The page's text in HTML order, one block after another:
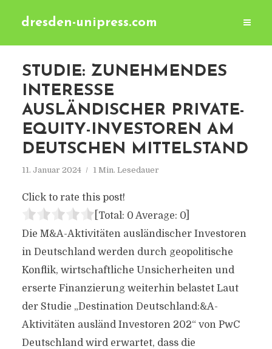
dresden-unipress.com
STUDIE: ZUNEHMENDES
INTERESSE
AUSLÄNDISCHER PRIVATE-
EQUITY-INVESTOREN AM
DEUTSCHEN MITTELSTAND
11. Januar 2024 1 Min. Lesedauer
Click to rate this post!
[Total: 0 Average: 0]
Die M&A-Aktivitäten ausländischer Investoren
in Deutschland werden durch geopolitische
Konflik, wirtschaftliche Unsicherheiten und
erserte Finanzierung weiterhin belastet Laut
der Studie „Destination Deutschland:&A-
Aktivitäten ausländ Investoren 202“ von PwC
Deutschland wird erwartet, dass die